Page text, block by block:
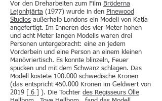
Vor den Dreharbeiten zum Film Bröderna
Lejonhjärta (1977) wurde in den Pinewood
Studios außerhalb Londons ein Modell von Katla
angefertigt. Im Inneren des vier Meter hohen
und acht Meter langen Modells waren drei
Personen untergebracht: eine an jedem
Vorderbein und eine Person an einem kleinen
Manövriertisch. Es konnte blinzeln, Feuer
spucken und mit dem Schwanz schlagen. Das
Modell kostete 100.000 schwedische Kronen
(das entspricht 450.000 Kronen im Geldwert von
2019
[ 6 ] ). Die Tochter des Regisseurs Olle